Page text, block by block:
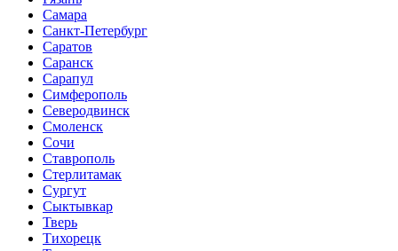
Самара
Санкт-Петербург
Саратов
Саранск
Сарапул
Симферополь
Северодвинск
Смоленск
Сочи
Ставрополь
Стерлитамак
Сургут
Сыктывкар
Тверь
Тихорецк